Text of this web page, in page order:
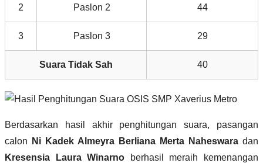
2 Paslon 2 44
3 Paslon 3 29
Suara Tidak Sah 40
Berdasarkan hasil akhir penghitungan suara, pasangan
calon
Ni Kadek Almeyra Berliana Merta Naheswara dan
Kresensia Laura Winarno berhasil meraih kemenangan